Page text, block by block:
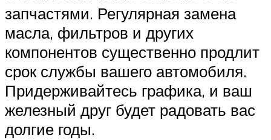
запчастями. Регулярная замена
масла, фильтров и других
компонентов существенно продлит
срок службы вашего автомобиля.
Придерживайтесь графика, и ваш
железный друг будет радовать вас
долгие годы.